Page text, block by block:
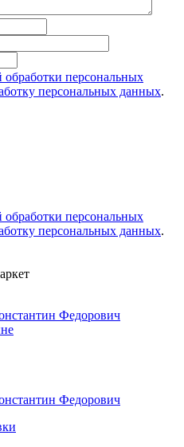
обработки персональных
персональных данных.
обработки персональных
персональных данных.
Федорович
Федорович